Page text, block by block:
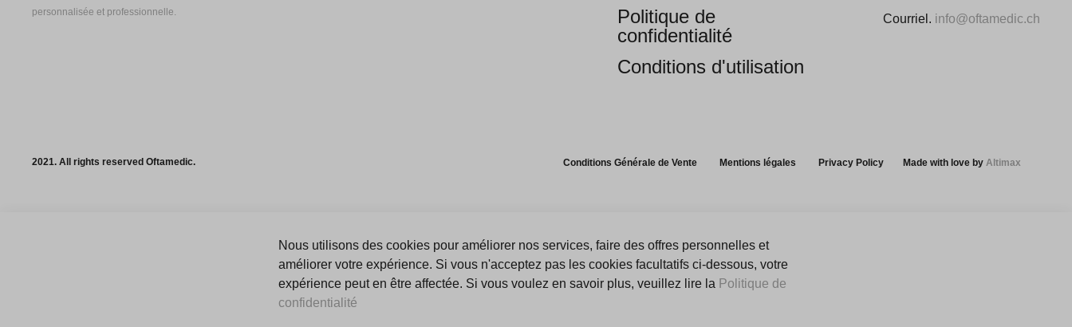
personnalisée et professionnelle.
Politique de
confidentialité
Conditions d'utilisation
Courriel. info@oftamedic.ch
2021. All rights reserved Oftamedic. Conditions Générale de Vente Mentions légales Privacy Policy Made with love by Altimax
Nous utilisons des cookies pour améliorer nos services, faire des offres personnelles et
améliorer votre expérience. Si vous n'acceptez pas les cookies facultatifs ci-dessous, votre
expérience peut en être affectée. Si vous voulez en savoir plus, veuillez lire la Politique de
confidentialité